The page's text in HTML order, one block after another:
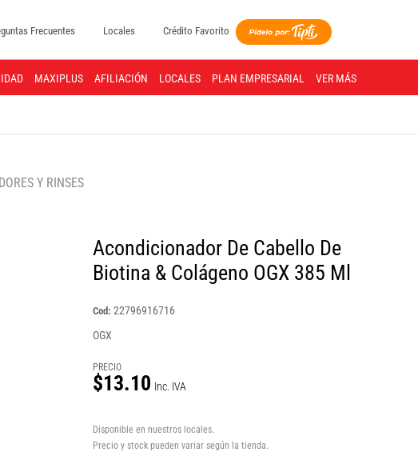
Frecuentes Locales Crédito Favorito
MAXIPLUS AFILIACIÓN LOCALES PLAN EMPRESARIAL VER MÁS
Y RINSES
Acondicionador De Cabello De
Biotina & Colágeno OGX 385 Ml
Cod: 22796916716
OGX
PRECIO
$13.10 Inc. IVA
Disponible en nuestros locales.
Precio y stock pueden variar según la tienda.